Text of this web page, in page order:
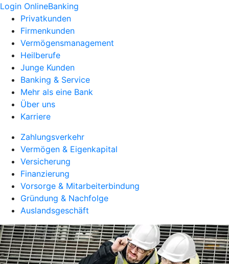
Login OnlineBanking
Privatkunden
Firmenkunden
Vermögensmanagement
Heilberufe
Junge Kunden
Banking & Service
Mehr als eine Bank
Über uns
Karriere
Zahlungsverkehr
Vermögen & Eigenkapital
Versicherung
Finanzierung
Vorsorge & Mitarbeiterbindung
Gründung & Nachfolge
Auslandsgeschäft